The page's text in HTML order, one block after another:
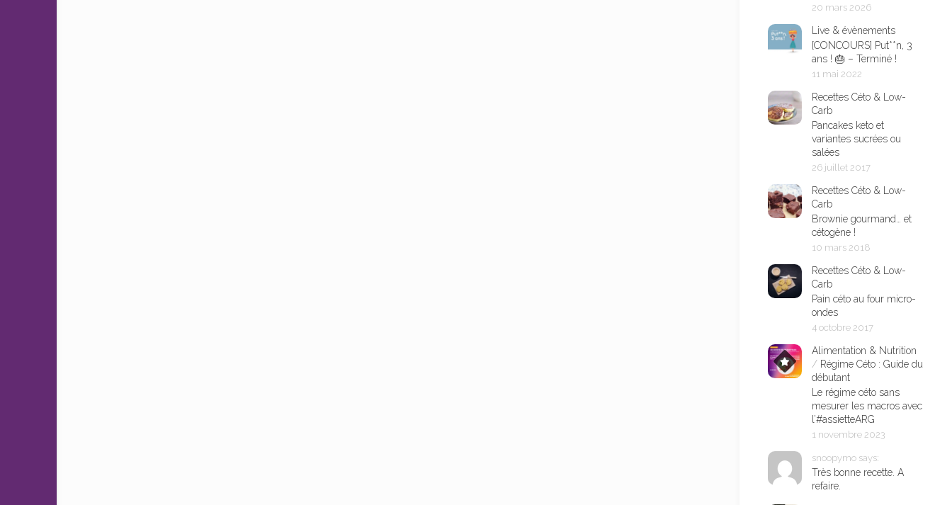
20 mars 2026
Live & évènements
[CONCOURS] Put**n, 3
ans ! 🎂 – Terminé !
11 mai 2022
Recettes Céto & Low-
Carb
Pancakes keto et
variantes sucrées ou
salées
26 juillet 2017
Recettes Céto & Low-
Carb
Brownie gourmand… et
cétogène !
10 mars 2018
Recettes Céto & Low-
Carb
Pain céto au four micro-
ondes
4 octobre 2017
Alimentation & Nutrition
/ Régime Céto : Guide du
débutant
Le régime céto sans
mesurer les macros avec
l’#assietteARG
1 novembre 2023
snoopymo says:
Très bonne recette. A
refaire.